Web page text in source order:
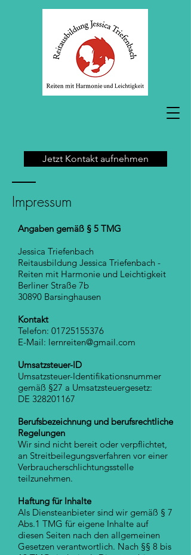
Jetzt Kontakt aufnehmen
Impressum
Angaben gemäß § 5 TMG
Jessica Triefenbach
Reitausbildung Jessica Triefenbach -
Reiten mit Harmonie und Leichtigkeit
Berliner Straße 7b
30890 Barsinghausen
Kontakt
Telefon: 01725155376
E-Mail: lernreiten@gmail.com
Umsatzsteuer-ID
Umsatzsteuer-Identifikationsnummer
gemäß §27 a Umsatzsteuergesetz:
DE 328201167
Berufsbezeichnung und berufsrechtliche
Regelungen
Wir sind nicht bereit oder verpflichtet,
an Streitbeilegungsverfahren vor einer
Verbraucherschlichtungsstelle
teilzunehmen.
Haftung für Inhalte
Als Diensteanbieter sind wir gemäß § 7
Abs.1 TMG für eigene Inhalte auf
diesen Seiten nach den allgemeinen
Gesetzen verantwortlich. Nach §§ 8 bis